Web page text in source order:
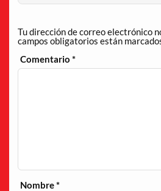
Tu dirección de correo electrónico
campos obligatorios están
Comentario*
Nombre*